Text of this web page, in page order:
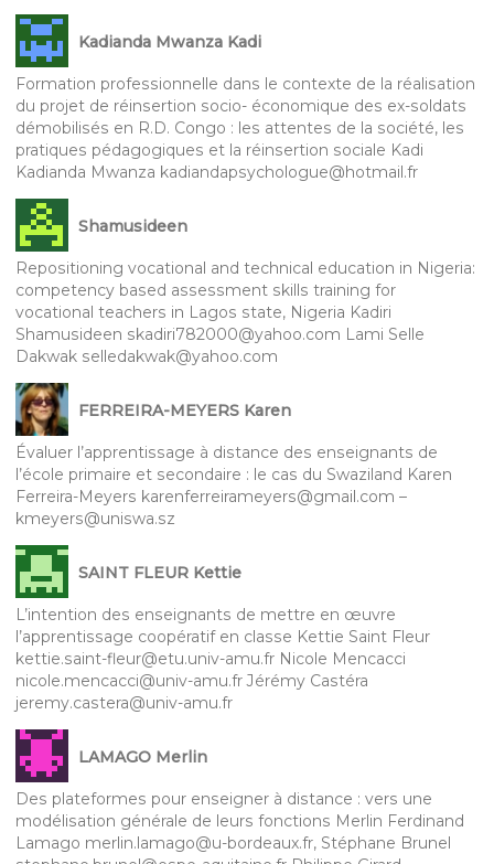
Kadianda Mwanza Kadi
Formation professionnelle dans le contexte de la réalisation
du projet de réinsertion socio- économique des ex-soldats
démobilisés en R.D. Congo : les attentes de la société, les
pratiques pédagogiques et la réinsertion sociale Kadi
Kadianda Mwanza kadiandapsychologue@hotmail.fr
Shamusideen
Repositioning vocational and technical education in Nigeria:
competency based assessment skills training for
vocational teachers in Lagos state, Nigeria Kadiri
Shamusideen skadiri782000@yahoo.com Lami Selle
Dakwak selledakwak@yahoo.com
FERREIRA-MEYERS Karen
Évaluer l’apprentissage à distance des enseignants de
l’école primaire et secondaire : le cas du Swaziland Karen
Ferreira-Meyers karenferreirameyers@gmail.com –
kmeyers@uniswa.sz
SAINT FLEUR Kettie
L’intention des enseignants de mettre en œuvre
l’apprentissage coopératif en classe Kettie Saint Fleur
kettie.saint-fleur@etu.univ-amu.fr Nicole Mencacci
nicole.mencacci@univ-amu.fr Jérémy Castéra
jeremy.castera@univ-amu.fr
LAMAGO Merlin
Des plateformes pour enseigner à distance : vers une
modélisation générale de leurs fonctions Merlin Ferdinand
Lamago merlin.lamago@u-bordeaux.fr, Stéphane Brunel